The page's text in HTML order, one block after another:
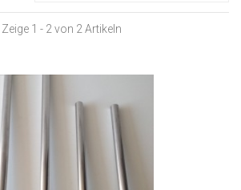
Zeige 1 - 2 von 2 Artikeln